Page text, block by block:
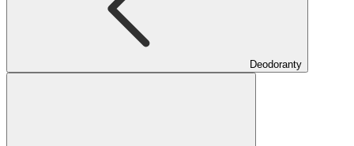
Deodoranty